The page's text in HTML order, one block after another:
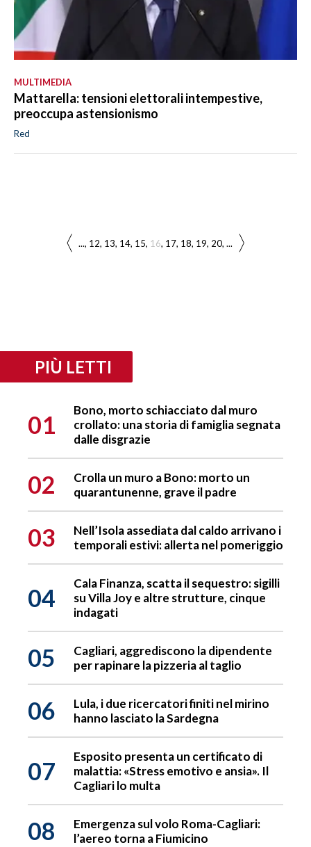
MULTIMEDIA
Mattarella: tensioni elettorali intempestive,
preoccupa astensionismo
Red
... 12 13 14 15 16 17 18 19 20 ...
PIÙ LETTI
01
Bono, morto schiacciato dal muro
crollato: una storia di famiglia segnata
dalle disgrazie
02
Crolla un muro a Bono: morto un
quarantunenne, grave il padre
03
Nell’Isola assediata dal caldo arrivano i
temporali estivi: allerta nel pomeriggio
04
Cala Finanza, scatta il sequestro: sigilli
su Villa Joy e altre strutture, cinque
indagati
05
Cagliari, aggrediscono la dipendente
per rapinare la pizzeria al taglio
06
Lula, i due ricercatori finiti nel mirino
hanno lasciato la Sardegna
07
Esposito presenta un certificato di
malattia: «Stress emotivo e ansia». Il
Cagliari lo multa
08
Emergenza sul volo Roma-Cagliari:
l’aereo torna a Fiumicino